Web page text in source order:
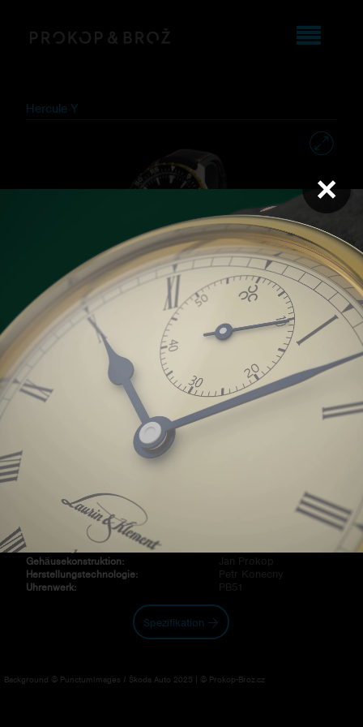
×
Hercule Y
Ein einmaliges Konzept von vielseitigen Sportarmbanduhren. Von
Anfang an wurden sie so entworfen, dass sie sich auch den
renommiertesten schweizerischen Konkurrenten stellen können.
Das komplexe Design ist einer der Bestandteile des zukünftigen
Erfolgs. Besonders interessant ist der Mechanismus der
austauschbaren Ringe, der patentgeschützt auf dem ganzen
Gebiet der Weltuhrmacherei ist. Dieser ermöglicht einen leichten
materials.
Armbanduhrenautor:
Gehäusedesign:
Zifferblattgrafik:
Gehäusekonstruktion: Jan Prokop
Herstellungstechnologie: Petr Konecny
Uhrenwerk: PB51
Spezifikation
Background © PunctumImages / Škoda Auto 2025 | © Prokop-Broz.cz